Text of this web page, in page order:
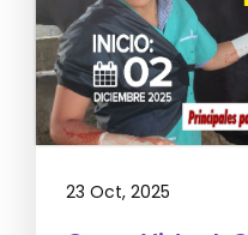
23 Oct, 2025